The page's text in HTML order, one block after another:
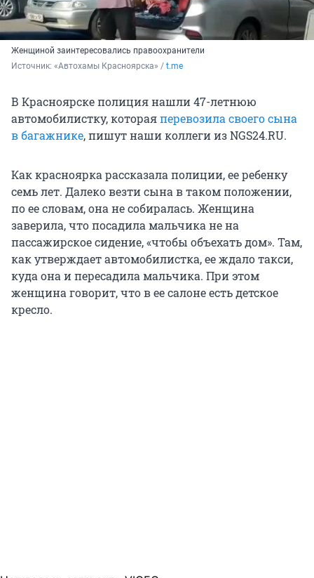
Женщиной заинтересовались правоохранители
Источник: «Автохамы Красноярска» / t.me
В Красноярске полиция нашли 47-летнюю
автомобилистку, котораяперевозила своего сына
в багажнике, пишут наши коллеги из NGS24.RU.
Как красноярка рассказала полиции, ее ребенку
семь лет. Далеко везти сына в таком положении,
по ее словам, она не собиралась. Женщина
заверила, что посадила мальчика не на
пассажирское сидение, «чтобы объехать дом». Там,
как утверждает автомобилистка, ее ждало такси,
куда она и пересадила мальчика. При этом
женщина говорит, что в ее салоне есть детское
кресло.